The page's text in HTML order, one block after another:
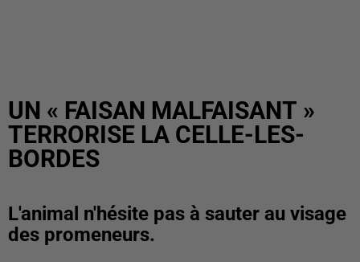
UN « FAISAN MALFAISANT »
TERRORISE LA CELLE-LES-
BORDES
L'animal n'hésite pas à sauter au visage
des promeneurs.